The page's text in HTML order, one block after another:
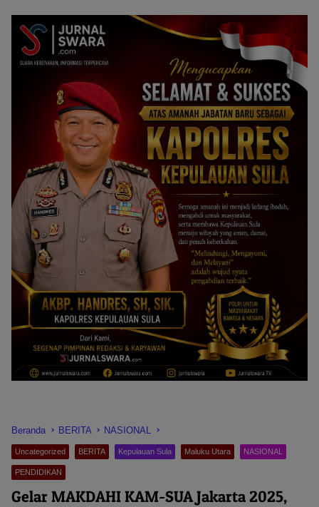
Beranda BERITA NASIONAL
Uncategorized BERITA Kepulauan Sula Maluku Utara NASIONAL
PENDIDIKAN
Gelar MAKDAHI KAM-SUA Jakarta 2025,